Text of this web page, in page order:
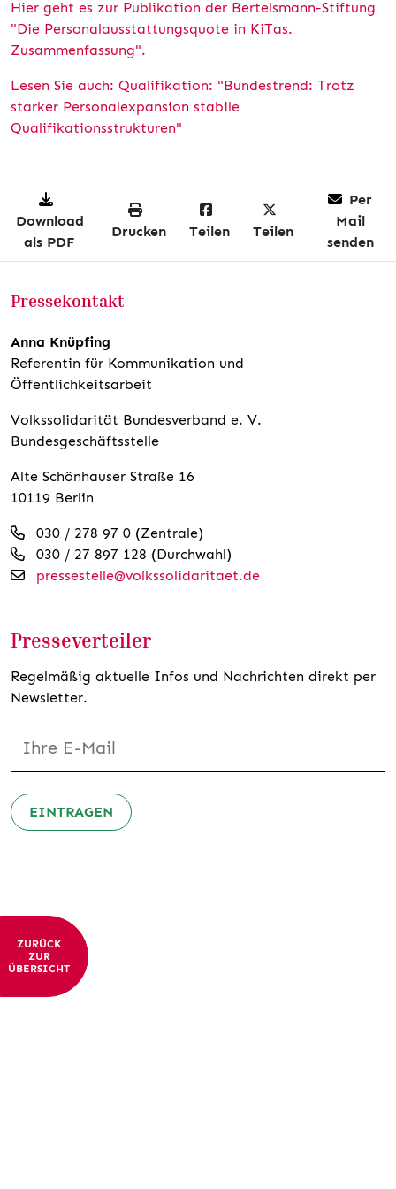
Hier geht es zur Publikation der Bertelsmann-Stiftung
"Die Personalausstattungsquote in KiTas.
Zusammenfassung".
Lesen Sie auch: Qualifikation: "Bundestrend: Trotz
starker Personalexpansion stabile
Qualifikationsstrukturen"
Download
als PDF
Drucken Teilen Teilen
Per
Mail
senden
Pressekontakt
Anna Knüpfing
Referentin für Kommunikation und
Öffentlichkeitsarbeit
Volkssolidarität Bundesverband e. V.
Bundesgeschäftsstelle
Alte Schönhauser Straße 16
10119 Berlin
030 / 278 97 0 (Zentrale)
030 / 27 897 128 (Durchwahl)
pressestelle@volkssolidaritaet.de
Presseverteiler
Regelmäßig aktuelle Infos und Nachrichten direkt per
Newsletter.
EINTRAGEN
ZURÜCK
ZUR
ÜBERSICHT